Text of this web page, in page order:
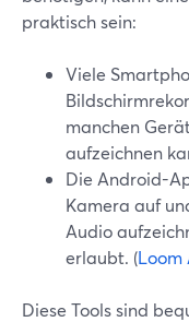
praktisch sein:
Viele
manchen
aufzeichnen
Die Android-
Kamera auf
Audio
erlaubt. (Loom
Diese Tools sind